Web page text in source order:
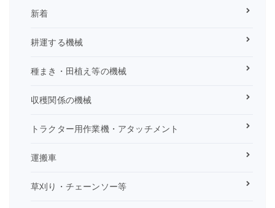
新着
耕運する機械
種まき・田植え等の機械
収穫関係の機械
トラクター用作業機・アタッチメント
運搬車
草刈り・チェーンソー等